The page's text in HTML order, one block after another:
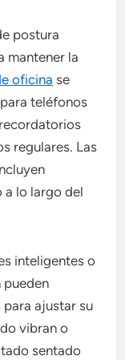
postura
mantener la
oficina se
teléfonos
regulares. Las
a lo largo del
inteligentes o
pueden
ajustar su
vibran o
sentado